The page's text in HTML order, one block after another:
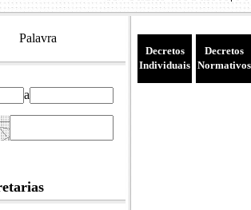
Palavra
a
Decretos
Individuais
Decretos
Normativos